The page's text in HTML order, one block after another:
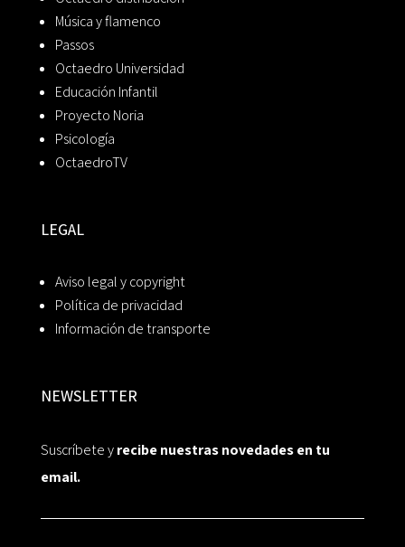
Música y flamenco
Passos
Octaedro Universidad
Educación Infantil
Proyecto Noria
Psicología
OctaedroTV
LEGAL
Aviso legal y copyright
Política de privacidad
Información de transporte
NEWSLETTER
Suscríbete yrecibe nuestras novedades en tu
email.